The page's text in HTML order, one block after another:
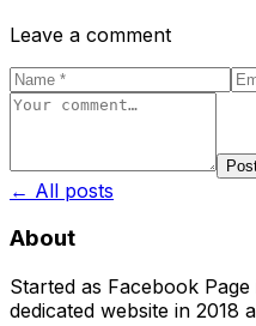
Leave a comment
← All posts
About
Started as Facebook
dedicated website in 2018